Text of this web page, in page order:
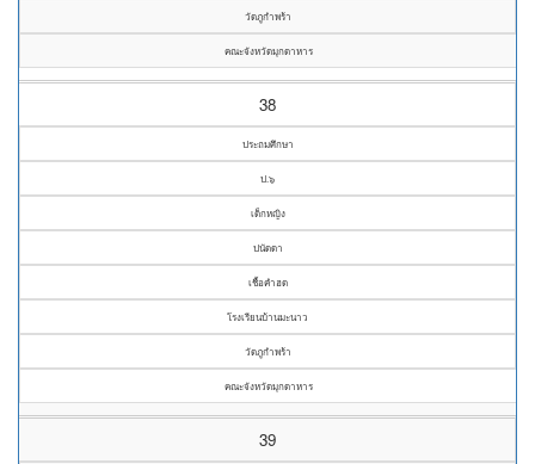
วัดภูกำพร้า
คณะจังหวัดมุกดาหาร
38
ประถมศึกษา
ป.๖
เด็กหญิง
ปนัดดา
เชื้อคำฮด
โรงเรียนบ้านมะนาว
วัดภูกำพร้า
คณะจังหวัดมุกดาหาร
39